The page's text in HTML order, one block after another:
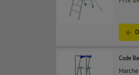
Code